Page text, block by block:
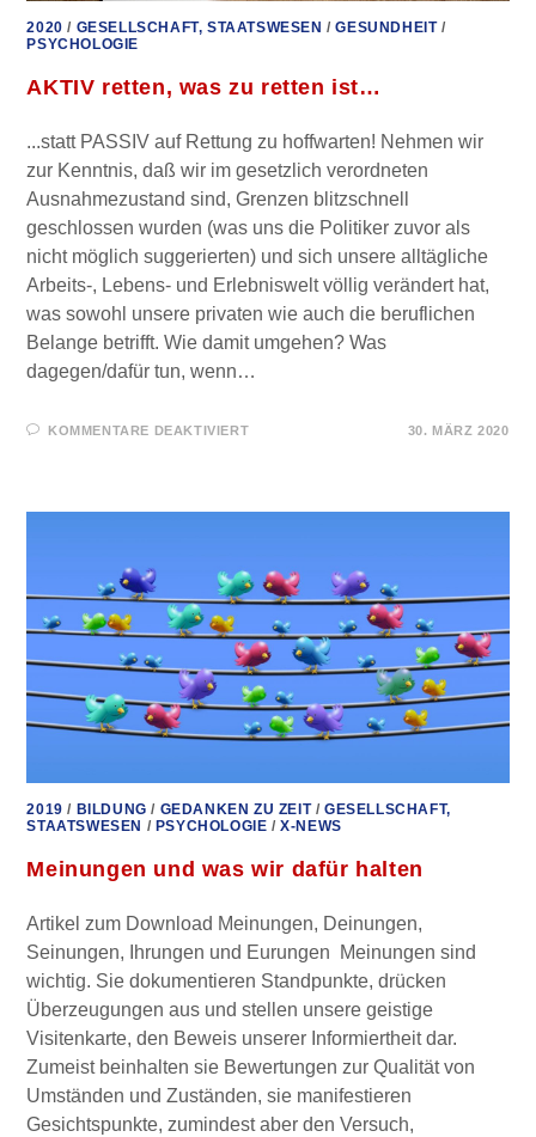
2020 / GESELLSCHAFT, STAATSWESEN /GESUNDHEIT/
PSYCHOLOGIE
AKTIV retten, was zu retten ist…
...statt PASSIV auf Rettung zu hoffwarten! Nehmen wir
zur Kenntnis, daß wir im gesetzlich verordneten
Ausnahmezustand sind, Grenzen blitzschnell
geschlossen wurden (was uns die Politiker zuvor als
nicht möglich suggerierten) und sich unsere alltägliche
Arbeits-, Lebens- und Erlebniswelt völlig verändert hat,
was sowohl unsere privaten wie auch die beruflichen
Belange betrifft. Wie damit umgehen? Was
dagegen/dafür tun, wenn…
KOMMENTARE DEAKTIVIERTFÜR
RETTEN
30. MÄRZ 2020
2019 / BILDUNG / GEDANKEN ZU ZEIT/GESELLSCHAFT,
STAATSWESEN / PSYCHOLOGIE /X-NEWS
Meinungen und was wir dafür halten
Artikel zum Download Meinungen, Deinungen,
Seinungen, Ihrungen und Eurungen Meinungen sind
wichtig. Sie dokumentieren Standpunkte, drücken
Überzeugungen aus und stellen unsere geistige
Visitenkarte, den Beweis unserer Informiertheit dar.
Zumeist beinhalten sie Bewertungen zur Qualität von
Umständen und Zuständen, sie manifestieren
Gesichtspunkte, zumindest aber den Versuch,